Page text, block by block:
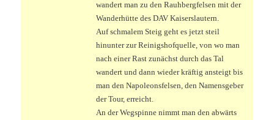
wandert man zu den Rauhbergfelsen mit der
Wanderhütte des DAV Kaiserslautern.
Auf schmalem Steig geht es jetzt steil
hinunter zur Reinigshofquelle, von wo man
nach einer Rast zunächst durch das Tal
wandert und dann wieder kräftig ansteigt bis
man den Napoleonsfelsen, den Namensgeber
der Tour, erreicht.
An der Wegspinne nimmt man den abwärts